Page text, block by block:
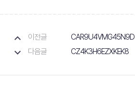
이전글
CAR9U4VMG45N9D
다음글
CZ4K3H6EZXKEK8